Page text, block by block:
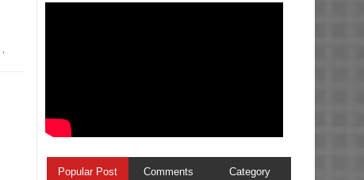
Popular Post Comments Category